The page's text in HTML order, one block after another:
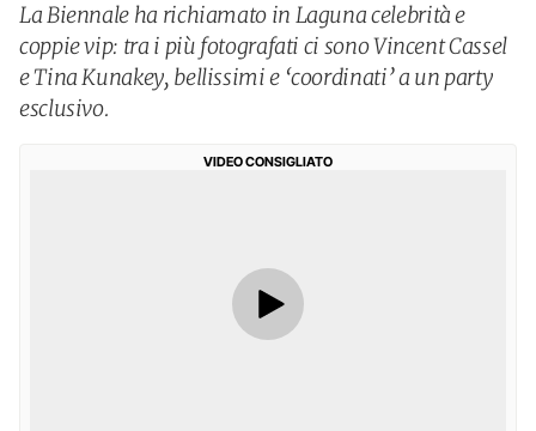
La Biennale ha richiamato in Laguna celebrità e
coppie vip: tra i più fotografati ci sono Vincent Cassel
e Tina Kunakey, bellissimi e ‘coordinati’ a un party
esclusivo.
VIDEO CONSIGLIATO